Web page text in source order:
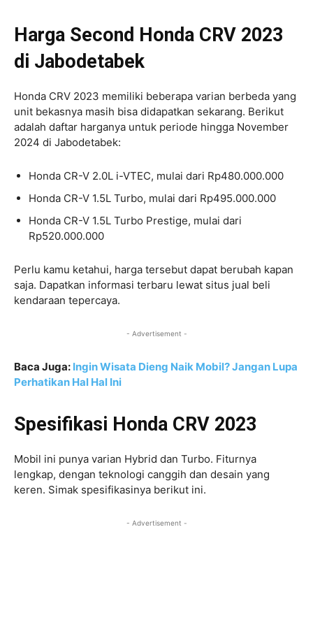
Harga Second Honda CRV 2023
di Jabodetabek
Honda CRV 2023 memiliki beberapa varian berbeda yang
unit bekasnya masih bisa didapatkan sekarang. Berikut
adalah daftar harganya untuk periode hingga November
2024 di Jabodetabek:
Honda CR-V 2.0L i-VTEC, mulai dari Rp480.000.000
Honda CR-V 1.5L Turbo, mulai dari Rp495.000.000
Honda CR-V 1.5L Turbo Prestige, mulai dari
Rp520.000.000
Perlu kamu ketahui, harga tersebut dapat berubah kapan
saja. Dapatkan informasi terbaru lewat situs jual beli
kendaraan tepercaya.
- Advertisement -
Baca Juga: Ingin Wisata Dieng Naik Mobil? Jangan Lupa
Perhatikan Hal Hal Ini
Spesifikasi Honda CRV 2023
Mobil ini punya varian Hybrid dan Turbo. Fiturnya
lengkap, dengan teknologi canggih dan desain yang
keren. Simak spesifikasinya berikut ini.
- Advertisement -